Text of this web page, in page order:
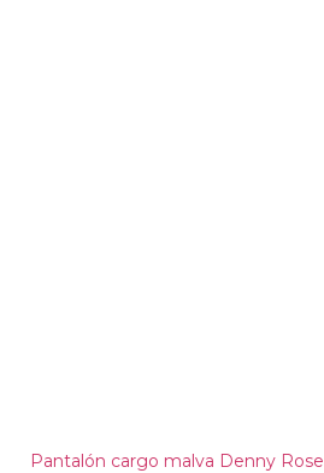
Pantalón cargo malva Denny Rose